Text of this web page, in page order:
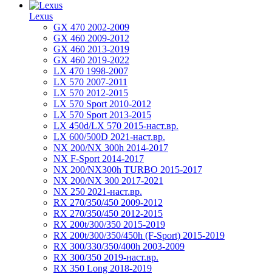
Lexus
GX 470 2002-2009
GX 460 2009-2012
GX 460 2013-2019
GX 460 2019-2022
LX 470 1998-2007
LX 570 2007-2011
LX 570 2012-2015
LX 570 Sport 2010-2012
LX 570 Sport 2013-2015
LX 450d/LX 570 2015-наст.вр.
LX 600/500D 2021-наст.вр.
NX 200/NX 300h 2014-2017
NX F-Sport 2014-2017
NX 200/NX300h TURBO 2015-2017
NX 200/NX 300 2017-2021
NX 250 2021-наст.вр.
RX 270/350/450 2009-2012
RX 270/350/450 2012-2015
RX 200t/300/350 2015-2019
RX 200t/300/350/450h (F-Sport) 2015-2019
RX 300/330/350/400h 2003-2009
RX 300/350 2019-наст.вр.
RX 350 Long 2018-2019